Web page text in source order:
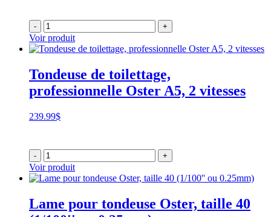
- +
Voir produit
Tondeuse de toilettage,
professionnelle Oster A5, 2 vitesses
239.99$
- +
Voir produit
Lame pour tondeuse Oster, taille 40